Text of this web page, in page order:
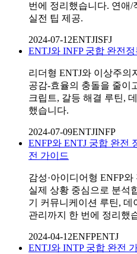
번에 정리했습니다. 연애
실전 팁 제공.
2024-07-12ENTJISFJ
ENTJ와 INFP 궁합 완전
리더형 ENTJ와 이상주의
공감-효율의 충돌을 줄이
크립트, 갈등 해결 루틴,
했습니다.
2024-07-09ENTJINFP
ENFP와 ENTJ 궁합 완전
전 가이드
감성·아이디어형 ENFP
실제 상황 중심으로 분석
기 커뮤니케이션 루틴,
관리까지 한 번에 정리했
2024-04-12ENFPENTJ
ENTJ와 INTP 궁합 완전